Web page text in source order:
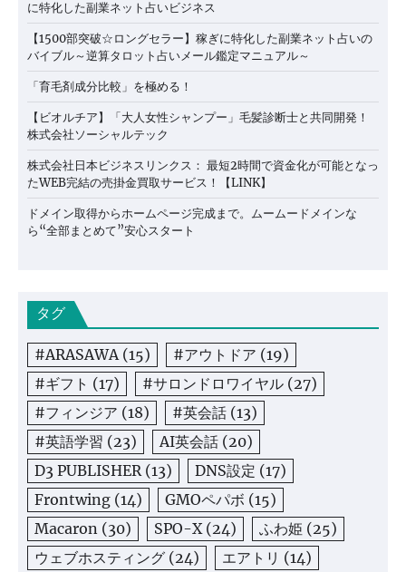
に特化した副業ネット占いビジネス
【1500部突破☆ロングセラー】稼ぎに特化した副業ネット占いの
バイブル～逆算タロット占いメール鑑定マニュアル～
「育毛剤成分比較」を極める！
【ビオルチア】「大人女性シャンプー」毛髪診断士と共同開発！
株式会社ソーシャルテック
株式会社日本ビジネスリンクス： 最短2時間で資金化が可能となっ
たWEB完結の売掛金買取サービス！【LINK】
ドメイン取得からホームページ完成まで。ムームードメインな
ら“全部まとめて”安心スタート
タグ
#ARASAWA (15) #アウトドア (19)
#ギフト (17) #サロンドロワイヤル (27)
#フィンジア (18) #英会話 (13)
#英語学習 (23) AI英会話 (20)
D3 PUBLISHER (13) DNS設定 (17)
Frontwing (14) GMOペパボ (15)
Macaron (30) SPO-X (24) ふわ姫 (25)
ウェブホスティング (24) エアトリ (14)